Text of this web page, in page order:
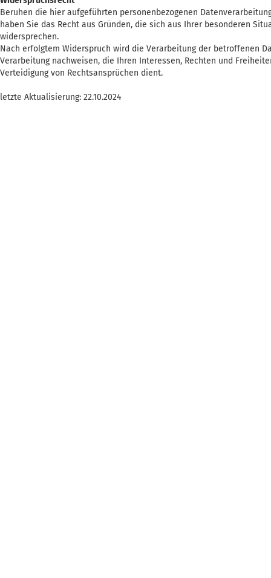
Beruhen die hier aufgeführten personenbezogenen
haben Sie das Recht aus Gründen, die sich aus Ihrer besonderen
widersprechen.
Nach erfolgtem Widerspruch wird die Verarbeitung der betroffenen
Verarbeitung nachweisen, die Ihren Interessen, Rechten und
Verteidigung von Rechtsansprüchen dient.
letzte Aktualisierung: 22.10.2024